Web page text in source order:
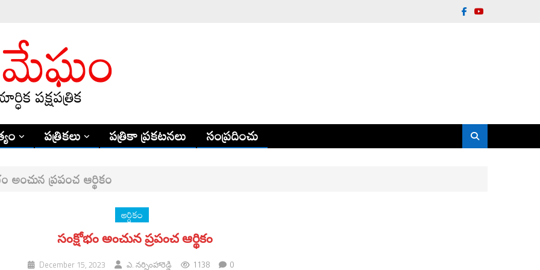
పత్రికలు పత్రికా ప్రకటనలు సంప్రదించు
అంచున ప్రపంచ ఆర్థికం
ఆర్ధికం
సంక్షోభం అంచున ప్రపంచ ఆర్థికం
December 15, 2023 ఎ. నర్సింహారెడ్డి 1138 0